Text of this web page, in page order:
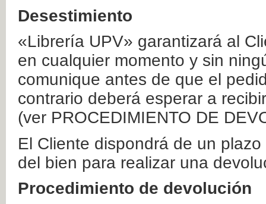
Desestimiento
«Librería UPV» garantizará al
en cualquier momento y sin
comunique antes de que el
contrario deberá esperar a
(ver PROCEDIMIENTO DE
El Cliente dispondrá de un
del bien para realizar una
Procedimiento de devolución